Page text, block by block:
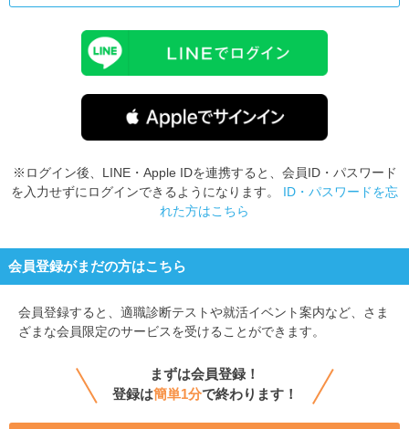
※ログイン後、LINE・Apple IDを連携すると、会員ID・パスワード
を入力せずにログインできるようになります。 ID・パスワードを忘
れた方はこちら
会員登録がまだの方はこちら
会員登録すると、 適職診断テストや就活イベント案内など、さま
ざまな会員限定のサービスを受けることができます。
まずは会員登録！
登録は簡単1分で終わります！